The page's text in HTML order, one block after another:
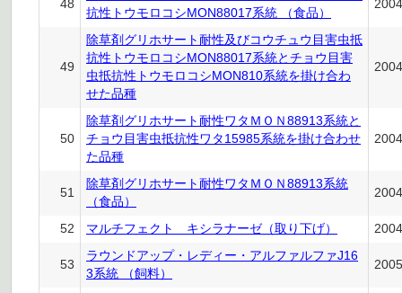
48
抗性トウモロコシMON88017系統 （食品）
49
除草剤グリホサート耐性及びコウチュウ目害虫抵
抗性トウモロコシMON88017系統とチョウ目害
虫抵抗性トウモロコシMON810系統を掛け合わ
せた品種
50
除草剤グリホサート耐性ワタＭＯＮ88913系統と
チョウ目害虫抵抗性ワタ15985系統を掛け合わせ
た品種
51
除草剤グリホサート耐性ワタＭＯＮ88913系統
（食品）
52 マルチフェクト キシラナーゼ（取り下げ）
53
ラウンドアップ・レディー・アルファルファJ16
3系統 （飼料）